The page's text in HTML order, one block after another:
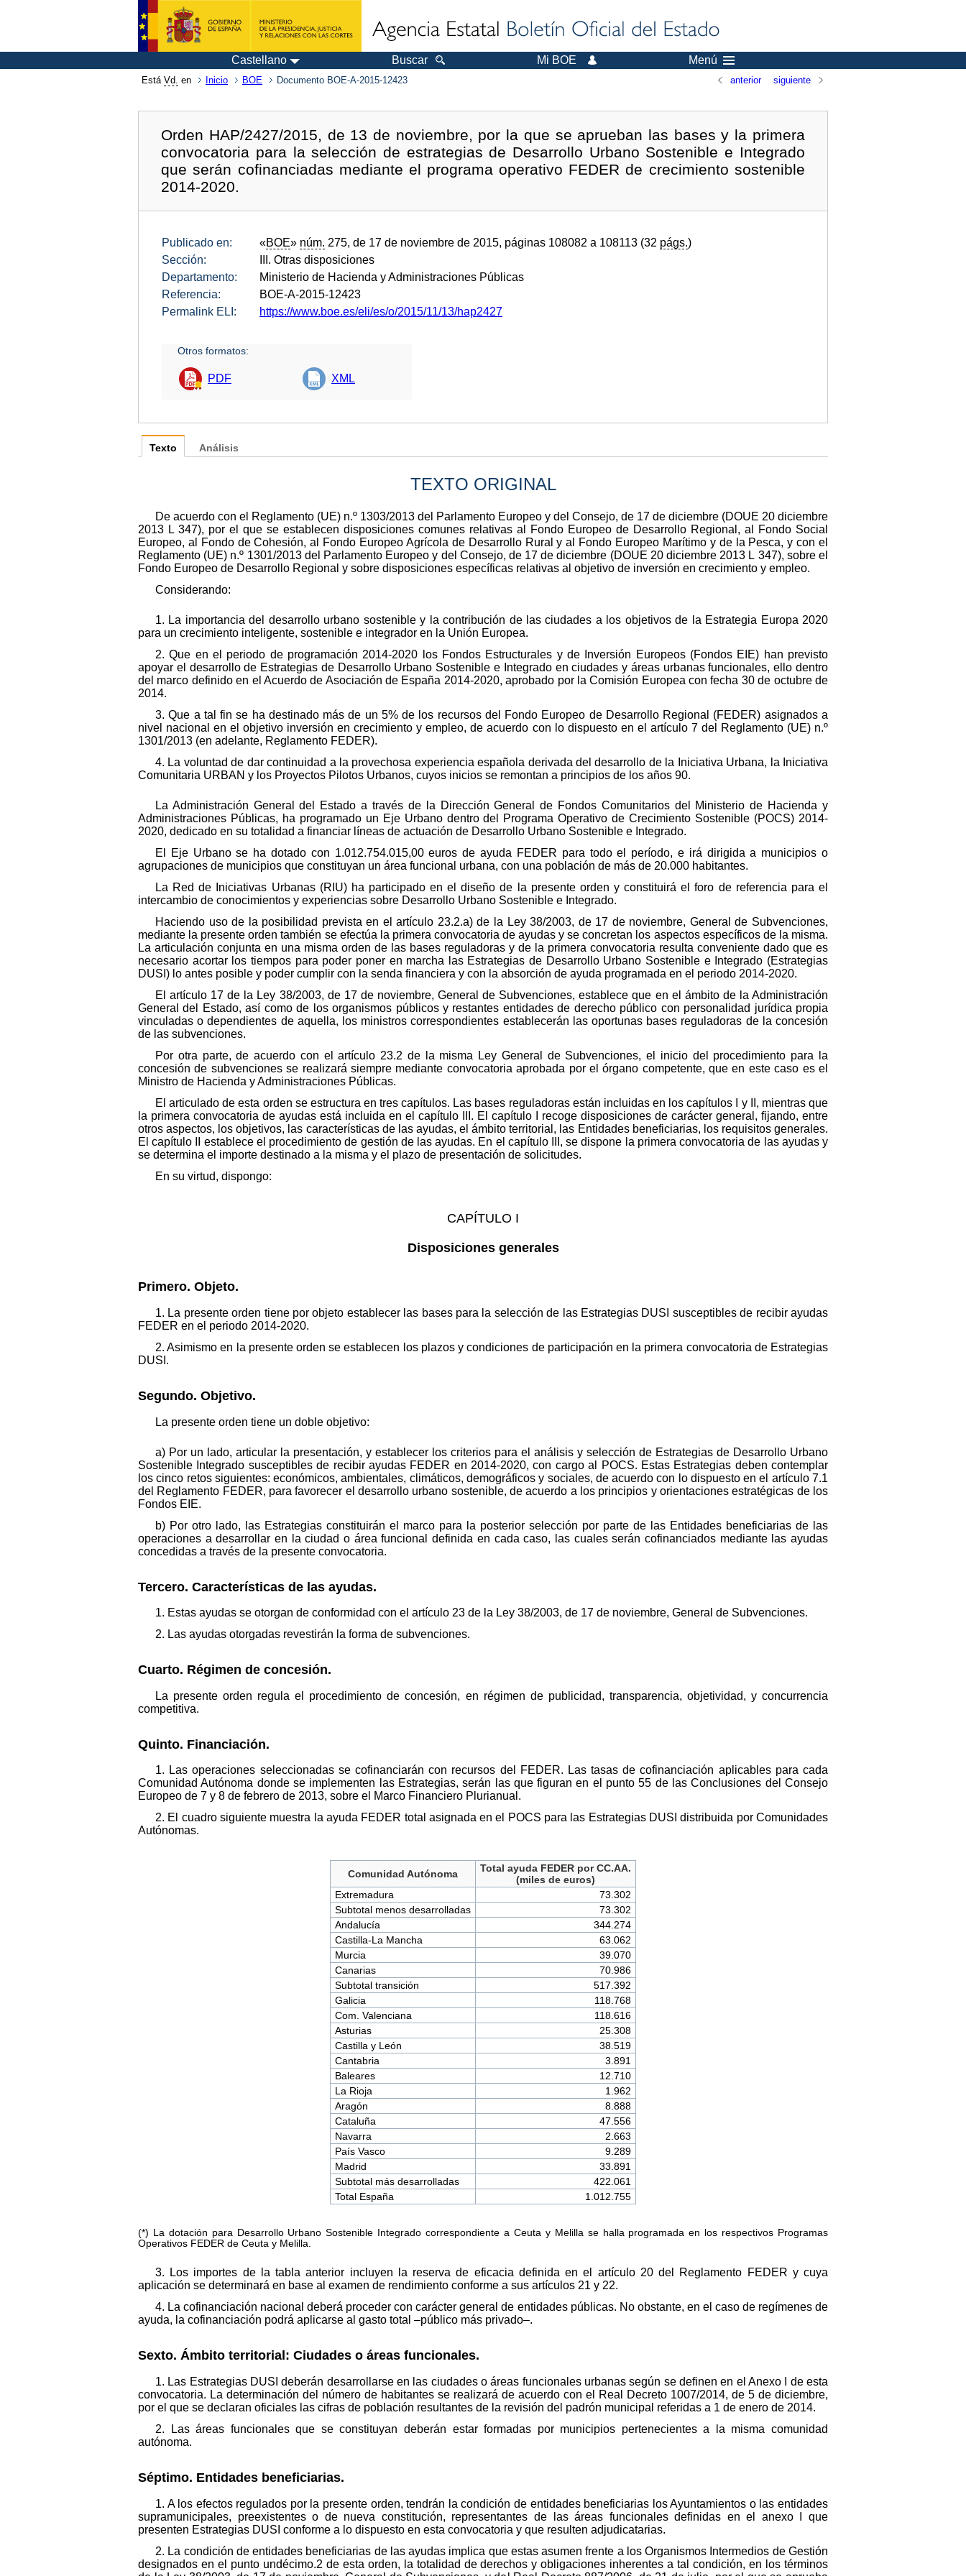
Castellano Buscar Mi BOE Menú
Está Vd. en Inicio BOE Documento BOE-A-2015-12423 anterior siguiente
Orden HAP/2427/2015, de 13 de noviembre, por la que se aprueban las bases y la primera
convocatoria para la selección de estrategias de Desarrollo Urbano Sostenible e Integrado
que serán cofinanciadas mediante el programa operativo FEDER de crecimiento sostenible
2014-2020.
Publicado en: «BOE» núm. 275, de 17 de noviembre de 2015, páginas 108082 a 108113 (32 págs.)
Sección:
III. Otras disposiciones
Departamento:
Ministerio de Hacienda y Administraciones Públicas
Referencia:
BOE-A-2015-12423
Permalink ELI:
https://www.boe.es/eli/es/o/2015/11/13/hap2427
Otros formatos:
PDF XML
Texto
TEXTO ORIGINAL
De acuerdo con el Reglamento (UE) n.º 1303/2013 del Parlamento Europeo y del Consejo, de 17 de diciembre (DOUE 20 diciembre
2013 L 347), por el que se establecen disposiciones comunes relativas al Fondo Europeo de Desarrollo Regional, al Fondo Social
Europeo, al Fondo de Cohesión, al Fondo Europeo Agrícola de Desarrollo Rural y al Fondo Europeo Marítimo y de la Pesca, y con el
Reglamento (UE) n.º 1301/2013 del Parlamento Europeo y del Consejo, de 17 de diciembre (DOUE 20 diciembre 2013 L 347), sobre el
Fondo Europeo de Desarrollo Regional y sobre disposiciones específicas relativas al objetivo de inversión en crecimiento y empleo.
Considerando:
1. La importancia del desarrollo urbano sostenible y la contribución de las ciudades a los objetivos de la Estrategia Europa 2020
para un crecimiento inteligente, sostenible e integrador en la Unión Europea.
2. Que en el periodo de programación 2014-2020 los Fondos Estructurales y de Inversión Europeos (Fondos EIE) han previsto
apoyar el desarrollo de Estrategias de Desarrollo Urbano Sostenible e Integrado en ciudades y áreas urbanas funcionales, ello dentro
del marco definido en el Acuerdo de Asociación de España 2014-2020, aprobado por la Comisión Europea con fecha 30 de octubre de
2014.
3. Que a tal fin se ha destinado más de un 5% de los recursos del Fondo Europeo de Desarrollo Regional (FEDER) asignados a
nivel nacional en el objetivo inversión en crecimiento y empleo, de acuerdo con lo dispuesto en el artículo 7 del Reglamento (UE) n.º
1301/2013 (en adelante, Reglamento FEDER).
4. La voluntad de dar continuidad a la provechosa experiencia española derivada del desarrollo de la Iniciativa Urbana, la Iniciativa
Comunitaria URBAN y los Proyectos Pilotos Urbanos, cuyos inicios se remontan a principios de los años 90.
La Administración General del Estado a través de la Dirección General de Fondos Comunitarios del Ministerio de Hacienda y
Administraciones Públicas, ha programado un Eje Urbano dentro del Programa Operativo de Crecimiento Sostenible (POCS) 2014-
2020, dedicado en su totalidad a financiar líneas de actuación de Desarrollo Urbano Sostenible e Integrado.
El Eje Urbano se ha dotado con 1.012.754.015,00 euros de ayuda FEDER para todo el período, e irá dirigida a municipios o
agrupaciones de municipios que constituyan un área funcional urbana, con una población de más de 20.000 habitantes.
La Red de Iniciativas Urbanas (RIU) ha participado en el diseño de la presente orden y constituirá el foro de referencia para el
intercambio de conocimientos y experiencias sobre Desarrollo Urbano Sostenible e Integrado.
Haciendo uso de la posibilidad prevista en el artículo 23.2.a) de la Ley 38/2003, de 17 de noviembre, General de Subvenciones,
mediante la presente orden también se efectúa la primera convocatoria de ayudas y se concretan los aspectos específicos de la misma.
La articulación conjunta en una misma orden de las bases reguladoras y de la primera convocatoria resulta conveniente dado que es
necesario acortar los tiempos para poder poner en marcha las Estrategias de Desarrollo Urbano Sostenible e Integrado (Estrategias
DUSI) lo antes posible y poder cumplir con la senda financiera y con la absorción de ayuda programada en el periodo 2014-2020.
El artículo 17 de la Ley 38/2003, de 17 de noviembre, General de Subvenciones, establece que en el ámbito de la Administración
General del Estado, así como de los organismos públicos y restantes entidades de derecho público con personalidad jurídica propia
vinculadas o dependientes de aquella, los ministros correspondientes establecerán las oportunas bases reguladoras de la concesión
de las subvenciones.
Por otra parte, de acuerdo con el artículo 23.2 de la misma Ley General de Subvenciones, el inicio del procedimiento para la
concesión de subvenciones se realizará siempre mediante convocatoria aprobada por el órgano competente, que en este caso es el
Ministro de Hacienda y Administraciones Públicas.
El articulado de esta orden se estructura en tres capítulos. Las bases reguladoras están incluidas en los capítulos I y II, mientras que
la primera convocatoria de ayudas está incluida en el capítulo III. El capítulo I recoge disposiciones de carácter general, fijando, entre
otros aspectos, los objetivos, las características de las ayudas, el ámbito territorial, las Entidades beneficiarias, los requisitos generales.
El capítulo II establece el procedimiento de gestión de las ayudas. En el capítulo III, se dispone la primera convocatoria de las ayudas y
se determina el importe destinado a la misma y el plazo de presentación de solicitudes.
En su virtud, dispongo:
CAPÍTULO I
Disposiciones generales
Primero. Objeto.
1. La presente orden tiene por objeto establecer las bases para la selección de las Estrategias DUSI susceptibles de recibir ayudas
FEDER en el periodo 2014-2020.
2. Asimismo en la presente orden se establecen los plazos y condiciones de participación en la primera convocatoria de Estrategias
DUSI.
Segundo. Objetivo.
La presente orden tiene un doble objetivo:
a) Por un lado, articular la presentación, y establecer los criterios para el análisis y selección de Estrategias de Desarrollo Urbano
Sostenible Integrado susceptibles de recibir ayudas FEDER en 2014-2020, con cargo al POCS. Estas Estrategias deben contemplar
los cinco retos siguientes: económicos, ambientales, climáticos, demográficos y sociales, de acuerdo con lo dispuesto en el artículo 7.1
del Reglamento FEDER, para favorecer el desarrollo urbano sostenible, de acuerdo a los principios y orientaciones estratégicas de los
Fondos EIE.
b) Por otro lado, las Estrategias constituirán el marco para la posterior selección por parte de las Entidades beneficiarias de las
operaciones a desarrollar en la ciudad o área funcional definida en cada caso, las cuales serán cofinanciados mediante las ayudas
concedidas a través de la presente convocatoria.
Tercero. Características de las ayudas.
1. Estas ayudas se otorgan de conformidad con el artículo 23 de la Ley 38/2003, de 17 de noviembre, General de Subvenciones.
2. Las ayudas otorgadas revestirán la forma de subvenciones.
Cuarto. Régimen de concesión.
La presente orden regula el procedimiento de concesión, en régimen de publicidad, transparencia, objetividad, y concurrencia
competitiva.
Quinto. Financiación.
1. Las operaciones seleccionadas se cofinanciarán con recursos del FEDER. Las tasas de cofinanciación aplicables para cada
Comunidad Autónoma donde se implementen las Estrategias, serán las que figuran en el punto 55 de las Conclusiones del Consejo
Europeo de 7 y 8 de febrero de 2013, sobre el Marco Financiero Plurianual.
2. El cuadro siguiente muestra la ayuda FEDER total asignada en el POCS para las Estrategias DUSI distribuida por Comunidades
Autónomas.
Comunidad Autónoma
Total ayuda FEDER por CC.AA.
(miles de euros)
Extremadura
73.302
Subtotal menos desarrolladas
73.302
Andalucía
344.274
Castilla-La Mancha
63.062
Murcia
39.070
Canarias
70.986
Subtotal transición
517.392
Galicia
118.768
Com. Valenciana
118.616
Asturias
25.308
Castilla y León
38.519
Cantabria
3.891
Baleares
12.710
La Rioja
1.962
Aragón
8.888
Cataluña
47.556
Navarra
2.663
País Vasco
9.289
Madrid
33.891
Subtotal más desarrolladas
422.061
Total España
1.012.755
(*) La dotación para Desarrollo Urbano Sostenible Integrado correspondiente a Ceuta y Melilla se halla programada en los respectivos Programas
Operativos FEDER de Ceuta y Melilla.
3. Los importes de la tabla anterior incluyen la reserva de eficacia definida en el artículo 20 del Reglamento FEDER y cuya
aplicación se determinará en base al examen de rendimiento conforme a sus artículos 21 y 22.
4. La cofinanciación nacional deberá proceder con carácter general de entidades públicas. No obstante, en el caso de regímenes de
ayuda, la cofinanciación podrá aplicarse al gasto total –público más privado–.
Sexto. Ámbito territorial: Ciudades o áreas funcionales.
1. Las Estrategias DUSI deberán desarrollarse en las ciudades o áreas funcionales urbanas según se definen en el Anexo I de esta
convocatoria. La determinación del número de habitantes se realizará de acuerdo con el Real Decreto 1007/2014, de 5 de diciembre,
por el que se declaran oficiales las cifras de población resultantes de la revisión del padrón municipal referidas a 1 de enero de 2014.
2. Las áreas funcionales que se constituyan deberán estar formadas por municipios pertenecientes a la misma comunidad
autónoma.
Séptimo. Entidades beneficiarias.
1. A los efectos regulados por la presente orden, tendrán la condición de entidades beneficiarias los Ayuntamientos o las entidades
supramunicipales, preexistentes o de nueva constitución, representantes de las áreas funcionales definidas en el anexo I que
presenten Estrategias DUSI conforme a lo dispuesto en esta convocatoria y que resulten adjudicatarias.
2. La condición de entidades beneficiarias de las ayudas implica que estas asumen frente a los Organismos Intermedios de Gestión
designados en el punto undécimo.2 de esta orden, la totalidad de derechos y obligaciones inherentes a tal condición, en los términos
Análisis